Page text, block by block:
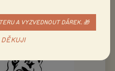
A VYZVEDNOUT DÁREK. 🎁